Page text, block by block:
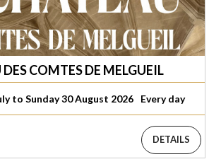
COMTES DE MELGUEIL
to Sunday 30 August 2026 Every day
DETAILS